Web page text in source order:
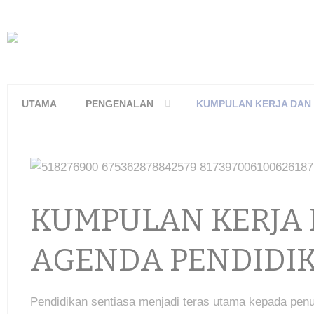
UTAMA PENGENALAN KUMPULAN KERJA DAN
KUMPULAN
AGENDA
Pendidikan sentiasa menjadi teras utama kepada